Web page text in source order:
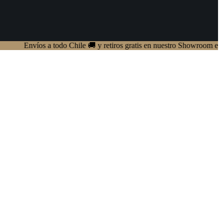
a todo Chile 🚚 y retiros gratis en nuestro Showroom en